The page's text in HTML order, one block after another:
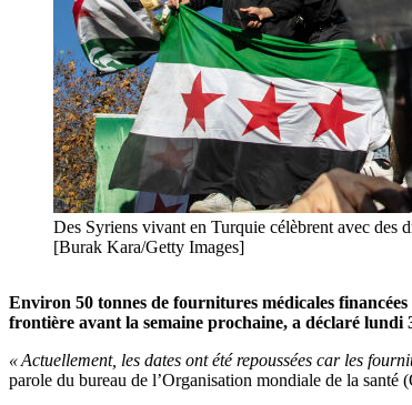
Des Syriens vivant en Turquie célèbrent avec des
[Burak Kara/Getty Images]
Environ 50 tonnes de fournitures médicales
frontière avant la semaine prochaine, a déclaré lundi
« Actuellement, les dates ont été repoussées car les
parole du bureau de l’Organisation mondiale de la santé